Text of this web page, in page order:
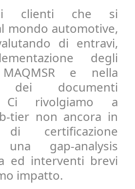
i clienti che si
mondo automotive,
di entravi,
degli
e nella
dei documenti
Ci rivolgiamo a
tier non ancora in
di certificazione
una gap-analysis
ed interventi brevi
impatto.